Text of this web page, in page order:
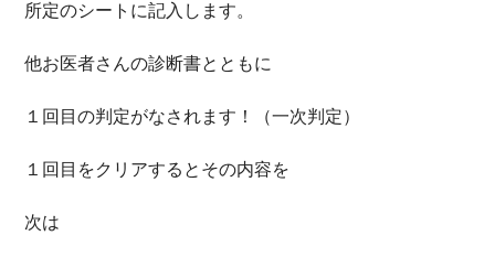
所定のシートに記入します。
他お医者さんの診断書とともに
１回目の判定がなされます！（一次判定）
１回目をクリアするとその内容を
次は